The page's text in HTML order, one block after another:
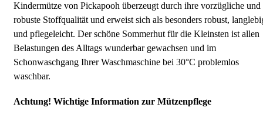
Kindermütze von Pickapooh überzeugt durch ihre vorzügliche und
robuste Stoffqualität und erweist sich als besonders robust,
und pflegeleicht. Der schöne Sommerhut für die Kleinsten ist allen
Belastungen des Alltags wunderbar gewachsen und im
Schonwaschgang Ihrer Waschmaschine bei 30°C problemlos
waschbar.
Achtung! Wichtige Information zur Mützenpflege